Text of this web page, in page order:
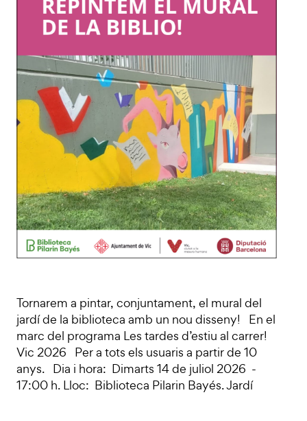
Tornarem a pintar, conjuntament, el mural del
jardí de la biblioteca amb un nou disseny! En el
marc del programa Les tardes d’estiu al carrer!
Vic 2026 Per a tots els usuaris a partir de 10
anys. Dia i hora: Dimarts 14 de juliol 2026 -
17:00 h. Lloc: Biblioteca Pilarin Bayés. Jardí